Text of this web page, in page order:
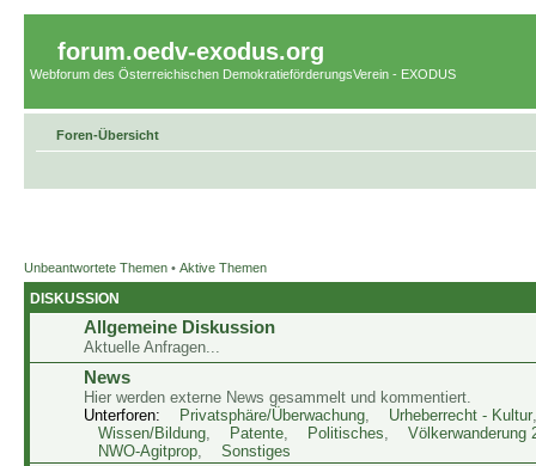
forum.oedv-exodus.org
Webforum des Österreichischen DemokratieförderungsVerein - EXODUS
Foren-Übersicht
Unbeantwortete Themen • Aktive Themen
DISKUSSION
Allgemeine Diskussion
Aktuelle Anfragen...
News
Hier werden externe News gesammelt und kommentiert.
Unterforen:
Privatsphäre/Überwachung, Urheberrecht - Kultur,
Wissen/Bildung, Patente, Politisches,
Völkerwanderung
NWO-Agitprop, Sonstiges